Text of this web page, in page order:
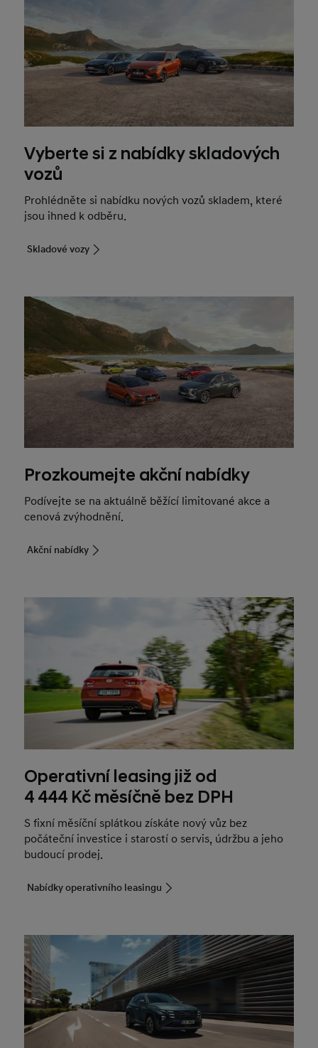
Vyberte si z nabídky skladových
vozů
Prohlédněte si nabídku nových vozů skladem, které
jsou ihned k odběru.
Skladové vozy
Prozkoumejte akční nabídky
Podívejte se na aktuálně běžící limitované akce a
cenová zvýhodnění.
Akční nabídky
Operativní leasing již od
4 444 Kč měsíčně bez DPH
S fixní měsíční splátkou získáte nový vůz bez
počáteční investice i starostí o servis, údržbu a jeho
budoucí prodej.
Nabídky operativního leasingu